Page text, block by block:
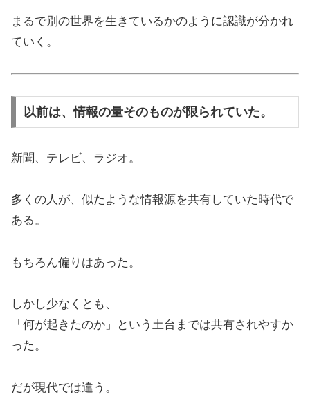
まるで別の世界を生きているかのように認識が分かれ
ていく。
以前は、情報の量そのものが限られていた。
新聞、テレビ、ラジオ。
多くの人が、似たような情報源を共有していた時代で
ある。
もちろん偏りはあった。
しかし少なくとも、
「何が起きたのか」という土台までは共有されやすか
った。
だが現代では違う。